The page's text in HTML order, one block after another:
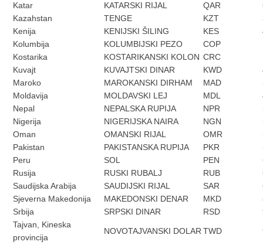
Katar
KATARSKI RIJAL QAR
Kazahstan
TENGE KZT
Kenija
KENIJSKI ŠILING KES
Kolumbija
KOLUMBIJSKI PEZO COP
Kostarika
KOSTARIKANSKI KOLON CRC
Kuvajt
KUVAJTSKI DINAR KWD
Maroko
MAROKANSKI DIRHAM MAD
Moldavija
MOLDAVSKI LEJ MDL
Nepal
NEPALSKA RUPIJA NPR
Nigerija
NIGERIJSKA NAIRA NGN
Oman
OMANSKI RIJAL OMR
Pakistan
PAKISTANSKA RUPIJA PKR
Peru
SOL PEN
Rusija
RUSKI RUBALJ RUB
Saudijska Arabija
SAUDIJSKI RIJAL SAR
Sjeverna Makedonija
MAKEDONSKI DENAR MKD
Srbija
SRPSKI DINAR RSD
Tajvan, Kineska
provincija
NOVOTAJVANSKI DOLAR TWD